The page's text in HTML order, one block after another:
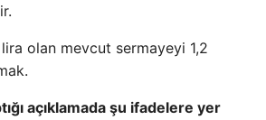
olan mevcut sermayeyi 1,2
açıklamada şu ifadelere yer